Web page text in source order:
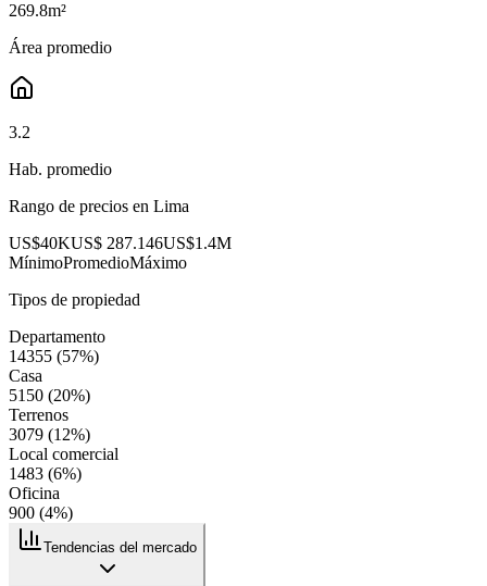
269.8m²
Área promedio
3.2
Hab. promedio
Rango de precios en Lima
US$40KUS$ 287.146US$1.4M
MínimoPromedioMáximo
Tipos de propiedad
Departamento
14355 (57%)
Casa
5150 (20%)
Terrenos
3079 (12%)
Local comercial
1483 (6%)
Oficina
900 (4%)
Tendencias del mercado